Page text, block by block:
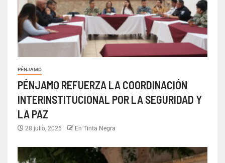
PÉNJAMO
PÉNJAMO REFUERZA LA COORDINACIÓN
INTERINSTITUCIONAL POR LA SEGURIDAD Y
LA PAZ
28 julio, 2026 En Tinta Negra